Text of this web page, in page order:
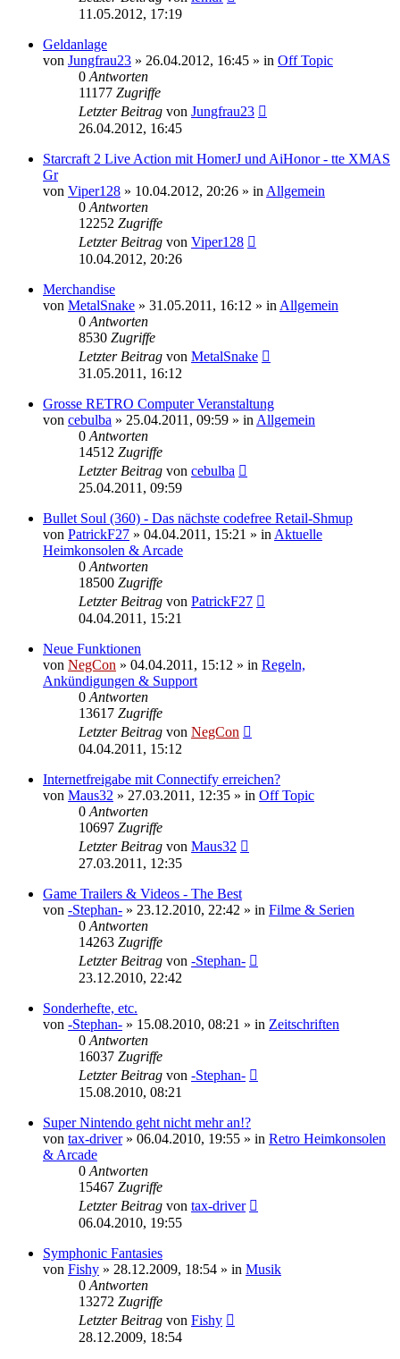
11.05.2012, 17:19
Geldanlage
von Jungfrau23 » 26.04.2012, 16:45 » in Off Topic
0Antworten
11177 Zugriffe
Letzter Beitrag von Jungfrau23
26.04.2012, 16:45
Starcraft 2 Live Action mit HomerJ und AiHonor - tte XMAS
Gr
von Viper128 » 10.04.2012, 20:26 » inAllgemein
0Antworten
12252 Zugriffe
Letzter Beitrag von Viper128
10.04.2012, 20:26
Merchandise
von MetalSnake » 31.05.2011, 16:12 » inAllgemein
0Antworten
8530 Zugriffe
Letzter Beitrag von MetalSnake
31.05.2011, 16:12
Grosse RETRO Computer Veranstaltung
von cebulba » 25.04.2011, 09:59 » inAllgemein
0Antworten
14512 Zugriffe
Letzter Beitrag von cebulba
25.04.2011, 09:59
Bullet Soul (360) - Das nächste codefree Retail-Shmup
von PatrickF27 » 04.04.2011, 15:21 » inAktuelle
Heimkonsolen & Arcade
0Antworten
18500 Zugriffe
Letzter Beitrag von PatrickF27
04.04.2011, 15:21
Neue Funktionen
von NegCon » 04.04.2011, 15:12 » in Regeln,
Ankündigungen & Support
0Antworten
13617 Zugriffe
Letzter Beitrag von NegCon
04.04.2011, 15:12
Internetfreigabe mit Connectify erreichen?
von Maus32 » 27.03.2011, 12:35 » in Off Topic
0Antworten
10697 Zugriffe
Letzter Beitrag von Maus32
27.03.2011, 12:35
Game Trailers & Videos - The Best
von -Stephan- » 23.12.2010, 22:42 » in Filme & Serien
0Antworten
14263 Zugriffe
Letzter Beitrag von -Stephan-
23.12.2010, 22:42
Sonderhefte, etc.
von -Stephan- » 15.08.2010, 08:21 » in Zeitschriften
0Antworten
16037 Zugriffe
Letzter Beitrag von -Stephan-
15.08.2010, 08:21
Super Nintendo geht nicht mehr an!?
von tax-driver» 06.04.2010, 19:55 » in Retro Heimkonsolen
& Arcade
0Antworten
15467 Zugriffe
Letzter Beitrag von tax-driver
06.04.2010, 19:55
Symphonic Fantasies
von Fishy » 28.12.2009, 18:54 » in Musik
0Antworten
13272 Zugriffe
Letzter Beitrag von Fishy
28.12.2009, 18:54